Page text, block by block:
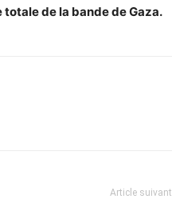
de la bande de Gaza.
Article suivant